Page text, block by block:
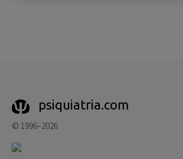
psiquiatria.com
© 1996–2026